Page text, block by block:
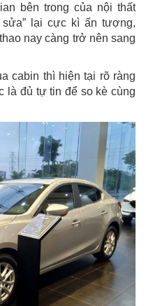
bên trong của nội thất
lại cực kì ấn tượng,
nay càng trở nên sang
cabin thì hiện tại rõ ràng
là đủ tự tin để so kè cùng